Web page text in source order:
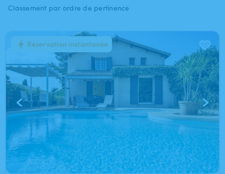
Classement par ordre de pertinence
1/13Réservation instantanée